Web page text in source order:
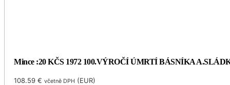
Mince :20 KČS 1972 100.VÝROČÍ ÚMRTÍ BÁSNÍKA
108.59€ včetně DPH (EUR)